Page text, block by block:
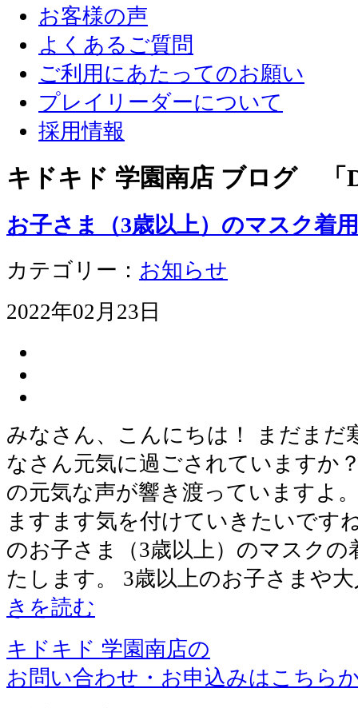
お客様の声
よくあるご質問
ご利用にあたってのお願い
プレイリーダーについて
採用情報
キドキド 学園南店 ブログ 「
お子さま（3歳以上）のマスク着
カテゴリー： お知らせ
2022年02月23日
みなさん、こんにちは！ まだまだ
なさん元気に過ごされていますか
の元気な声が響き渡っていますよ
ますます気を付けていきたいです
のお子さま（3歳以上）のマスク
たします。 3歳以上のお子さまや
きを読む
キドキド 学園南店の
お問い合わせ・お申込みはこちら